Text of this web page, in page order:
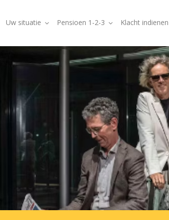
Uw situatie Pensioen 1-2-3 Klacht indienen